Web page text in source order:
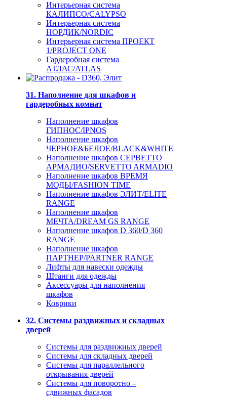
Интерьерная система
КАЛИПСО/CALYPSO
Интерьерная система
НОРДИК/NORDIC
Интерьерная система ПРОЕКТ
1/PROJECT ONE
Гардеробная система
АТЛАС/ATLAS
31. Наполнение для шкафов и
гардеробных комнат
Наполнение шкафов
ГИПНОС/IPNOS
Наполнение шкафов
ЧЕРНОЕ&БЕЛОЕ/BLACK&WHITE
Наполнение шкафов СЕРВЕТТО
АРМАДИО/SERVETTO ARMADIO
Наполнение шкафов ВРЕМЯ
МОДЫ/FASHION TIME
Наполнение шкафов ЭЛИТ/ELITE
RANGE
Наполнение шкафов
МЕЧТА/DREAM GS RANGE
Наполнение шкафов D 360/D 360
RANGE
Наполнение шкафов
ПАРТНЕР/PARTNER RANGE
Лифты для навески одежды
Штанги для одежды
Аксессуары для наполнения
шкафов
Коврики
32. Системы раздвижных и складных
дверей
Системы для раздвижных дверей
Системы для складных дверей
Системы для параллельного
открывания дверей
Системы для поворотно –
сдвижных фасадов